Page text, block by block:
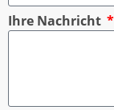
Ihre Nachricht